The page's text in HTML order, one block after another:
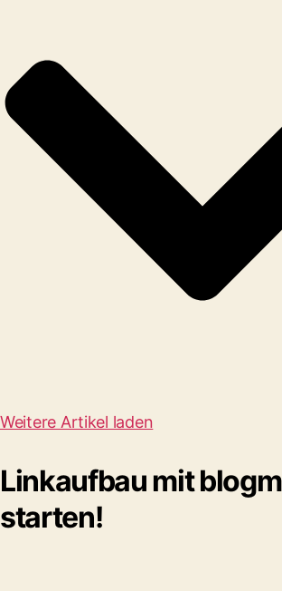
Weitere Artikel laden
Linkaufbau mit
starten!